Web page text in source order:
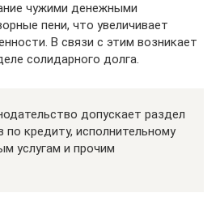
чужими денежными
пени, что увеличивает
В связи с этим возникает
солидарного долга.
допускает раздел
по кредиту, исполнительному
услугам и прочим